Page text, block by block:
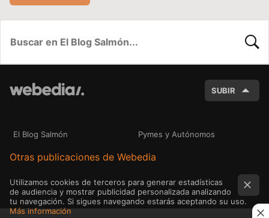
SUBIR
El Blog Salmón Pymes y Autónomos
Otras publicaciones de Webedia
Utilizamos cookies de terceros para generar estadísticas
de audiencia y mostrar publicidad personalizada analizando
tu navegación. Si sigues navegando estarás aceptando su uso.
Más información